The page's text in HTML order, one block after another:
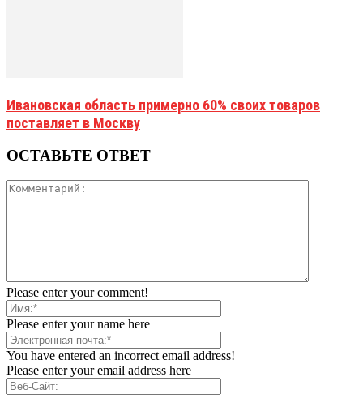
Ивановская область примерно 60% своих товаров
поставляет в Москву
ОСТАВЬТЕ ОТВЕТ
Please enter your comment!
Please enter your name here
You have entered an incorrect email address!
Please enter your email address here